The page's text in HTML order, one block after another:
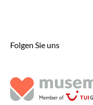
Folgen Sie uns